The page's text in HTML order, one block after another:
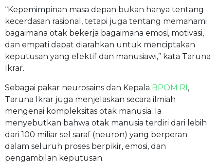
“Kepemimpinan masa depan bukan hanya tentang
kecerdasan rasional, tetapi juga tentang memahami
bagaimana otak bekerja bagaimana emosi, motivasi,
dan empati dapat diarahkan untuk menciptakan
keputusan yang efektif dan manusiawi,” kata Taruna
Ikrar.
Sebagai pakar neurosains dan Kepala BPOM RI,
Taruna Ikrar juga menjelaskan secara ilmiah
mengenai kompleksitas otak manusia. Ia
menyebutkan bahwa otak manusia terdiri dari lebih
dari 100 miliar sel saraf (neuron) yang berperan
dalam seluruh proses berpikir, emosi, dan
pengambilan keputusan.